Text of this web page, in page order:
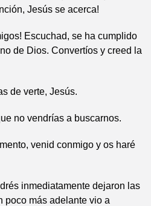
Jesús se acerca!
Escuchad, se ha cumplido
de Dios. Convertíos y creed la
de verte, Jesús.
no vendrías a buscarnos.
venid conmigo y os haré
inmediatamente dejaron las
poco más adelante vio a